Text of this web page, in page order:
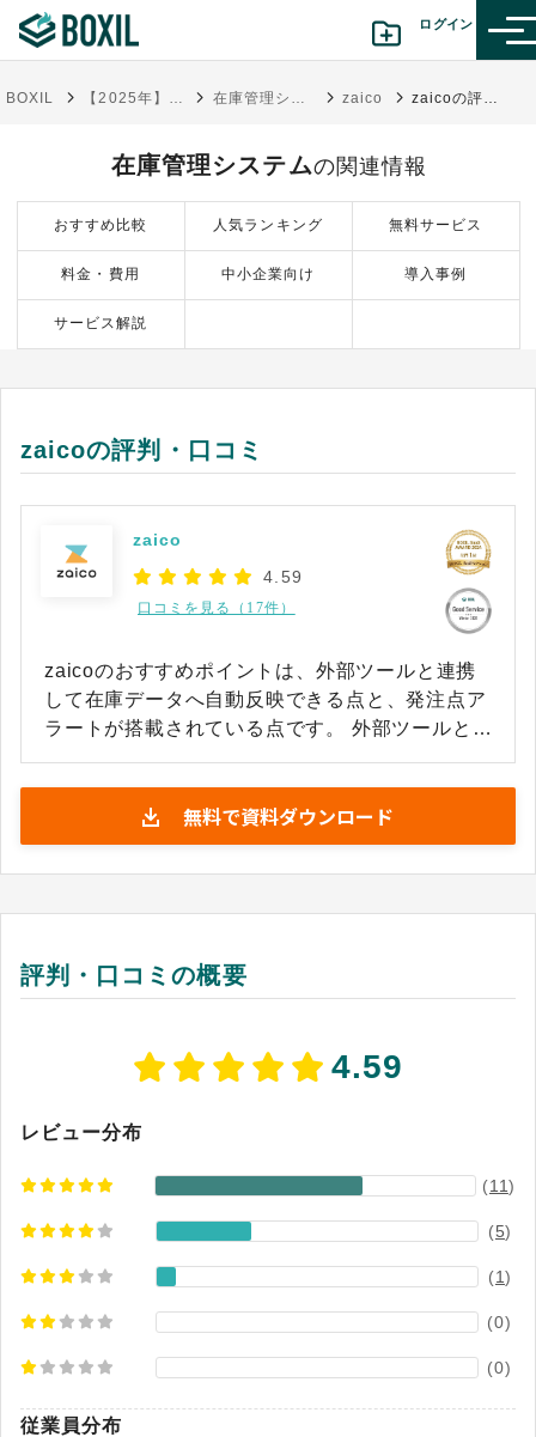
ログイン
診断から探す(β版)
記事から探す
BOXILの使い方ガイド
BOXIL 【2025年】在庫管理システム比較！比較表とECサイト・倉庫管理向けサービス 在庫管理システム zaico zaicoの評判・口コミ
在庫管理システムの関連情報
おすすめ比較 人気ランキング 無料サービス
料金・費用 中小企業向け 導入事例
サービス解説
zaicoの評判・口コミ
zaico
4.59
口コミを見る（17件）
zaicoのおすすめポイントは、外部ツールと連携
して在庫データへ自動反映できる点と、発注点ア
ラートが搭載されている点です。 外部ツールと連
ます。散財した情報を転記せず在庫データへ反映
できるため、在庫管理の時間を大幅に削減可能で
す。 発注の基準とする在庫量を、発注点として在
庫データごとに設定できます。発注点以下になる
理の工数を削減したい企業や、販売機会の損失を
防ぎたい企業へおすすめの在庫管理システムで
無料で資料ダウンロード
評判・口コミの概要
4.59
レビュー分布
(11)
(5)
(1)
(0)
(0)
従業員分布